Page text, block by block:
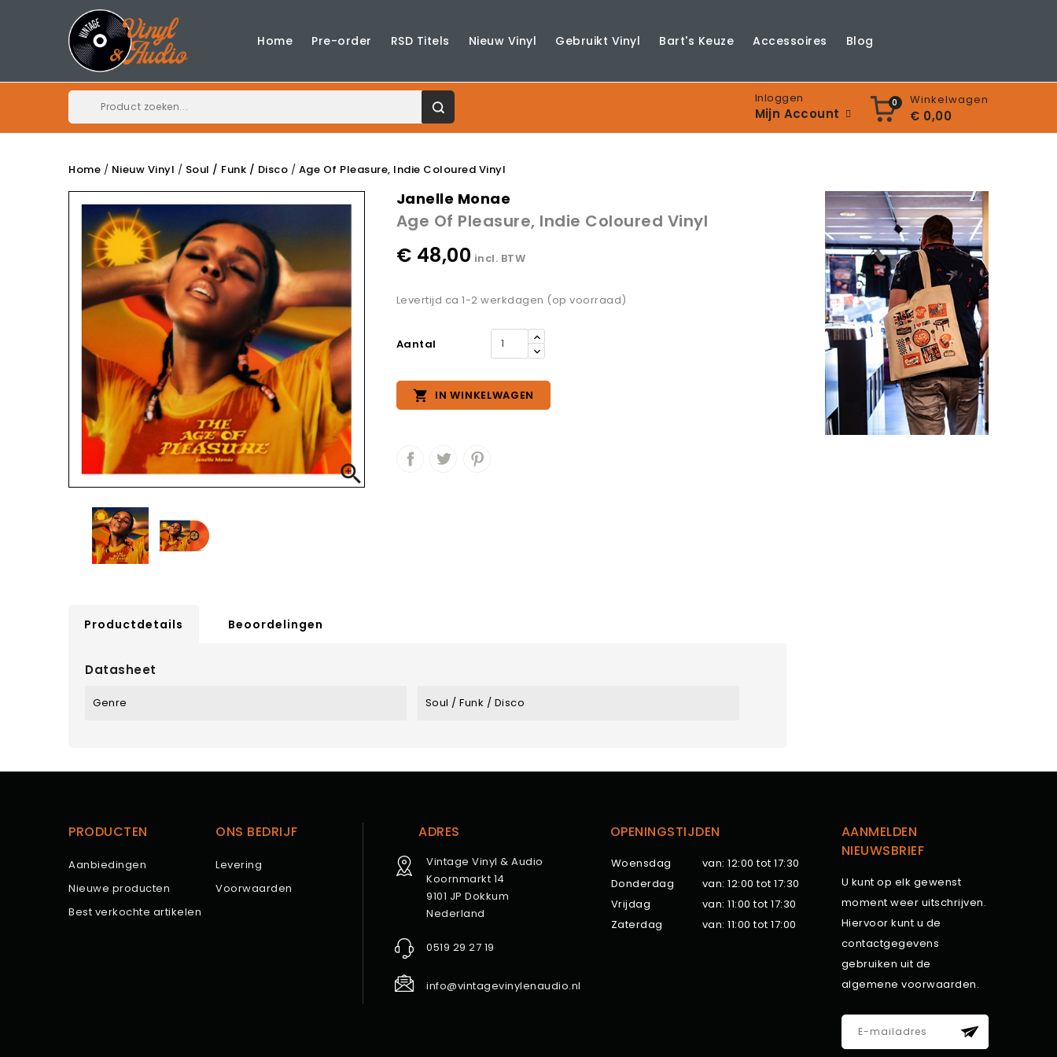
Home Pre-order RSD Titels Nieuw Vinyl Gebruikt Vinyl Bart's Keuze Accessoires Blog
0 Winkelwagen
€ 0,00
Inloggen
Mijn Account
Home Nieuw Vinyl Soul / Funk / Disco Age Of Pleasure, Indie Coloured Vinyl

Janelle Monae
Age Of Pleasure, Indie Coloured Vinyl
€ 48,00 incl. BTW
Levertijd ca 1-2 werkdagen (op voorraad)
Aantal
 IN WINKELWAGEN
Productdetails Beoordelingen
Datasheet
Genre Soul / Funk / Disco
PRODUCTEN
Aanbiedingen
Nieuwe producten
Best verkochte artikelen
ONS BEDRIJF
Levering
Voorwaarden
ADRES
Vintage Vinyl & Audio
Koornmarkt 14
9101 JP Dokkum
Nederland
0519 29 27 19
info@vintagevinylenaudio.nl
OPENINGSTIJDEN
Woensdag
van: 12:00 tot 17:30
Donderdag
van: 12:00 tot 17:30
Vrijdag
van: 11:00 tot 17:30
Zaterdag
van: 11:00 tot 17:00
AANMELDEN
NIEUWSBRIEF
U kunt op elk gewenst
moment weer uitschrijven.
Hiervoor kunt u de
contactgegevens
gebruiken uit de
algemene voorwaarden.